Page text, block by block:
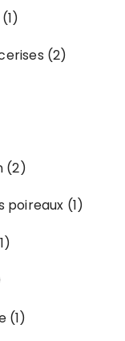
(1)
(2)
(2)
poireaux (1)
(1)